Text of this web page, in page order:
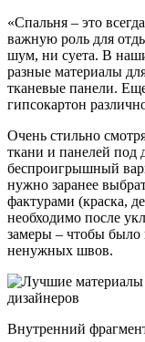
«Спальня – это
важную роль для
шум, ни суета. В
разные материалы
тканевые панели.
гипсокартон
Очень стильно
ткани и панелей под
беспроигрышный
нужно заранее
фактурами (краска,
необходимо после
замеры – чтобы было
ненужных швов.
Внутренний